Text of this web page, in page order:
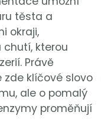
těsta a
okraji,
kterou
Právě
zde klíčové slovo
ale o pomalý
proměňují